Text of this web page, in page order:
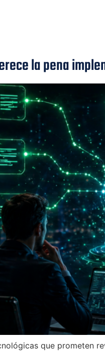
la pena
que prometen